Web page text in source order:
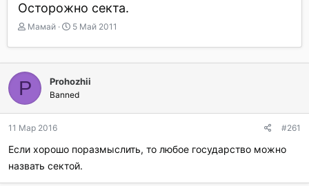
Осторожно секта.
А
т
о
р
т
е
м
ы
Мамай
Д
т
а
а
ч
а
5 Май 2011
P Prohozhii
Banned
11 Мар 2016 #261
Если хорошо поразмыслить, то любое государство можно
назвать сектой.